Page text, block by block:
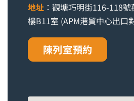
地址 ：觀塘巧明街116-118
樓B11室 (APM港貿中心出口
陳列室預約